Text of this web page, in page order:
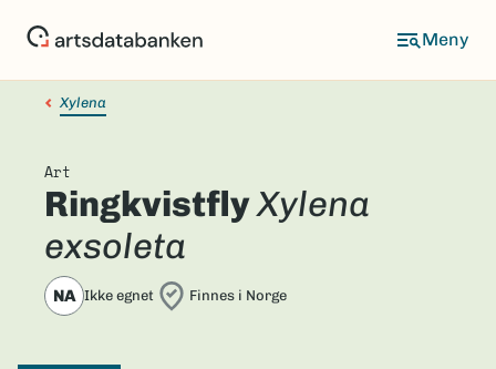
Xylena
Art
RingkvistflyXylena
exsoleta
NA Ikke egnet Finnes i Norge